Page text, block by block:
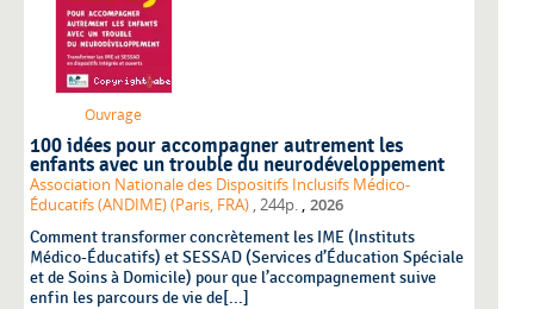
Ouvrage
100 idées pour accompagner autrement les
enfants avec un trouble du neurodéveloppement
Association Nationale des Dispositifs Inclusifs Médico-
Éducatifs (ANDIME) (Paris, FRA) , 244p. , 2026
Comment transformer concrètement les IME (Instituts
Médico-Éducatifs) et SESSAD (Services d’Éducation Spéciale
et de Soins à Domicile) pour que l’accompagnement suive
enfin les parcours de vie de[...]